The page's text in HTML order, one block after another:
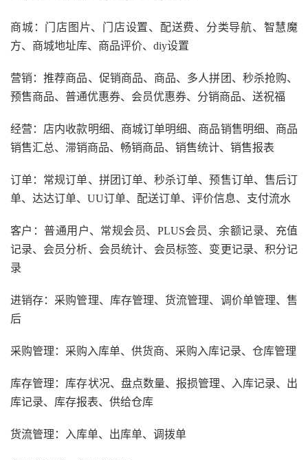
商城：门店图片、门店设置、配送费、分类导航、智慧魔
方、商城地址库、商品评价、diy设置
营销：推荐商品、促销商品、商品、多人拼团、秒杀抢购、
预售商品、普通优惠券、会员优惠券、分销商品、送祝福
经营：店内收款明细、商城订单明细、商品销售明细、商品
销售汇总、滞销商品、畅销商品、销售统计、销售报表
订单：常规订单、拼团订单、秒杀订单、预售订单、售后订
单、达达订单、UU订单、配送订单、评价信息、支付流水
客户：普通用户、常规会员、PLUS会员、余额记录、充值
记录、会员分析、会员统计、会员标签、变更记录、积分记
录
进销存：采购管理、库存管理、货流管理、调价单管理、售
后
采购管理：采购入库单、供货商、采购入库记录、仓库管理
库存管理：库存状况、盘点数量、报损管理、入库记录、出
库记录、库存报表、供给仓库
货流管理：入库单、出库单、调拨单